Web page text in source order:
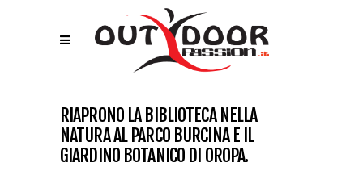
RIAPRONO LA BIBLIOTECA NELLA
NATURA AL PARCO BURCINA E IL
GIARDINO BOTANICO DI OROPA.